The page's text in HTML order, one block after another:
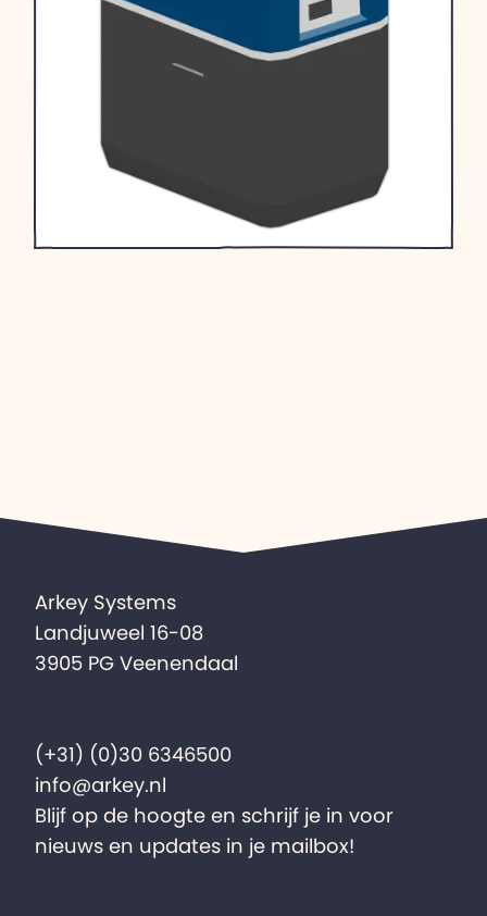
Arkey Systems
Landjuweel 16-08
3905 PG Veenendaal
(+31) (0)30 6346500
info@arkey.nl
Blijf op de hoogte en schrijf je in voor
nieuws en updates in je mailbox!